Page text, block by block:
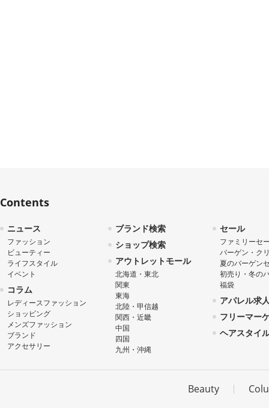
Contents
ニュース
ファッション
ビューティー
ライフスタイル
イベント
コラム
レディースファッション
ショッピング
メンズファッション
ブランド
アクセサリー
ブランド検索
ショップ検索
アウトレットモール
北海道・東北
関東
東海
北陸・甲信越
関西・近畿
中国
四国
九州・沖縄
セール
ファミリーセ
バーゲン・ク
夏のバーゲン
初売り・冬の
福袋
アパレル求
フリーマー
ヘアスタイ
Beauty